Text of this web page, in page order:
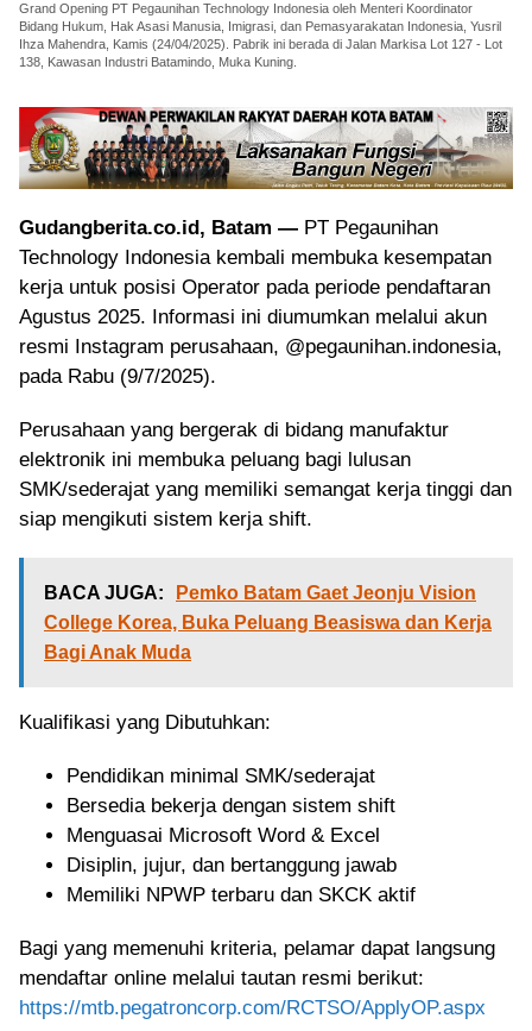
Grand Opening PT Pegaunihan Technology Indonesia oleh Menteri Koordinator
Bidang Hukum, Hak Asasi Manusia, Imigrasi, dan Pemasyarakatan Indonesia, Yusril
Ihza Mahendra, Kamis (24/04/2025). Pabrik ini berada di Jalan Markisa Lot 127 - Lot
138, Kawasan Industri Batamindo, Muka Kuning.
Gudangberita.co.id, Batam — PT Pegaunihan
Technology Indonesia kembali membuka kesempatan
kerja untuk posisi Operator pada periode pendaftaran
Agustus 2025. Informasi ini diumumkan melalui akun
resmi Instagram perusahaan, @pegaunihan.indonesia,
pada Rabu (9/7/2025).
Perusahaan yang bergerak di bidang manufaktur
elektronik ini membuka peluang bagi lulusan
SMK/sederajat yang memiliki semangat kerja tinggi dan
siap mengikuti sistem kerja shift.
BACA JUGA:
Pemko Batam Gaet Jeonju Vision
College Korea, Buka Peluang Beasiswa dan Kerja
Bagi Anak Muda
Kualifikasi yang Dibutuhkan:
Pendidikan minimal SMK/sederajat
Bersedia bekerja dengan sistem shift
Menguasai Microsoft Word & Excel
Disiplin, jujur, dan bertanggung jawab
Memiliki NPWP terbaru dan SKCK aktif
Bagi yang memenuhi kriteria, pelamar dapat langsung
mendaftar online melalui tautan resmi berikut:
https://mtb.pegatroncorp.com/RCTSO/ApplyOP.aspx